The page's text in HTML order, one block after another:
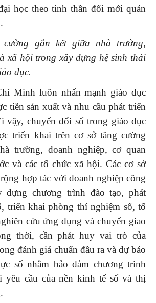
học theo tinh thần đổi mới quản
cường gắn kết giữa nhà trường,
xã hội trong xây dựng hệ sinh thái
dục.
Minh luôn nhấn mạnh giáo dục
tiễn sản xuất và nhu cầu phát triển
vậy, chuyển đổi số trong giáo dục
triển khai trên cơ sở tăng cường
trường, doanh nghiệp, cơ quan
và các tổ chức xã hội. Các cơ sở
hợp tác với doanh nghiệp công
dựng chương trình đào tạo, phát
triển khai phòng thí nghiệm số, tổ
cứu ứng dụng và chuyển giao
thời, cần phát huy vai trò của
đánh giá chuẩn đầu ra và dự báo
số nhằm bảo đảm chương trình
yêu cầu của nền kinh tế số và thị